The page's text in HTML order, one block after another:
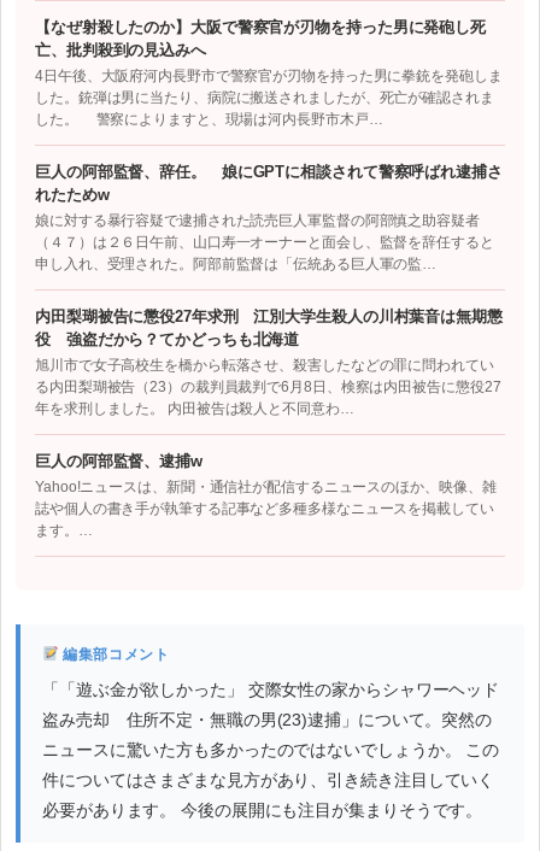
【なぜ射殺したのか】大阪で警察官が刃物を持った男に発砲し死
亡、批判殺到の見込みへ
4日午後、大阪府河内長野市で警察官が刃物を持った男に拳銃を発砲しま
した。銃弾は男に当たり、病院に搬送されましたが、死亡が確認されま
した。 警察によりますと、現場は河内長野市木戸…
巨人の阿部監督、辞任。 娘にGPTに相談されて警察呼ばれ逮捕さ
れたためw
娘に対する暴行容疑で逮捕された読売巨人軍監督の阿部慎之助容疑者
（４７）は２６日午前、山口寿一オーナーと面会し、監督を辞任すると
申し入れ、受理された。阿部前監督は「伝統ある巨人軍の監…
内田梨瑚被告に懲役27年求刑 江別大学生殺人の川村葉音は無期懲
役 強盗だから？てかどっちも北海道
旭川市で女子高校生を橋から転落させ、殺害したなどの罪に問われてい
る内田梨瑚被告（23）の裁判員裁判で6月8日、検察は内田被告に懲役27
年を求刑しました。 内田被告は殺人と不同意わ…
巨人の阿部監督、逮捕w
Yahoo!ニュースは、新聞・通信社が配信するニュースのほか、映像、雑
誌や個人の書き手が執筆する記事など多種多様なニュースを掲載してい
ます。…
編集部コメント
「「遊ぶ金が欲しかった」 交際女性の家からシャワーヘッド
盗み売却 住所不定・無職の男(23)逮捕」について。突然の
ニュースに驚いた方も多かったのではないでしょうか。 この
件についてはさまざまな見方があり、引き続き注目していく
必要があります。 今後の展開にも注目が集まりそうです。